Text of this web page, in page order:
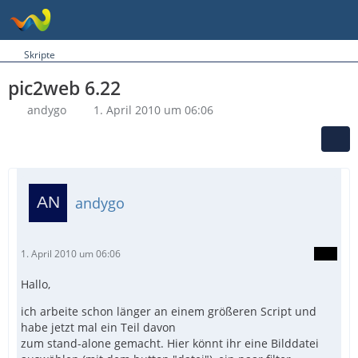
Skripte
pic2web 6.22
andygo 1. April 2010 um 06:06
andygo
1. April 2010 um 06:06
Hallo,
ich arbeite schon länger an einem größeren Script und
habe jetzt mal ein Teil davon
zum stand-alone gemacht. Hier könnt ihr eine Bilddatei